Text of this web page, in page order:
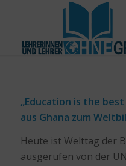
„Education is the
aus Ghana zum
Heute ist Welttag der
ausgerufen von der